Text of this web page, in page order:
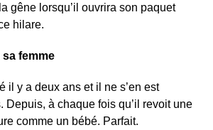
gêne lorsqu’il ouvrira son paquet
hilare.
femme
il y a deux ans et il ne s’en est
Depuis, à chaque fois qu’il revoit une
comme un bébé. Parfait.